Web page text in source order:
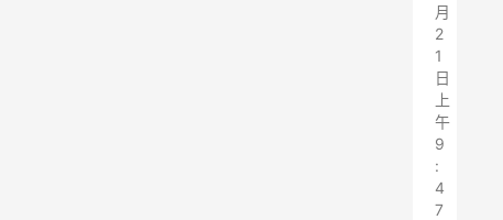
月
2
1
日
上
午
9
:
4
7